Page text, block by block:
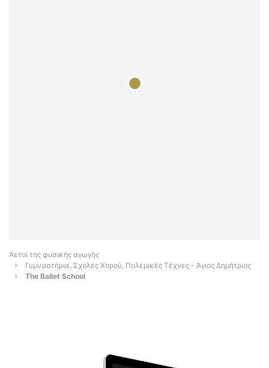
Αετοί της φυσικής αγωγής
Γυμναστήρια, Σχολές Χορού, Πολεμικές Τέχνες - Άγιος Δημήτριος
The Ballet School